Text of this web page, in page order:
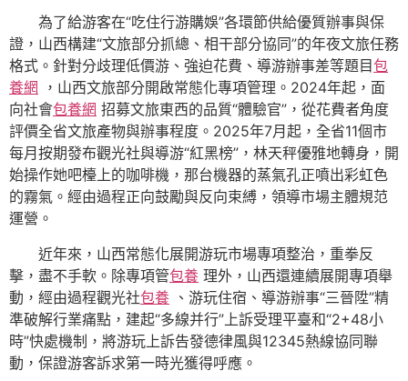
為了給游客在“吃住行游購娛”各環節供給優質辦事與保
證，山西構建“文旅部分抓總、相干部分協同”的年夜文旅任務
格式。針對分歧理低價游、強迫花費、導游辦事差等題目包
養網 ，山西文旅部分開啟常態化專項管理。2024年起，面
向社會包養網 招募文旅東西的品質“體驗官”，從花費者角度
評價全省文旅產物與辦事程度。2025年7月起，全省11個市
每月按期發布觀光社與導游“紅黑榜”，林天秤優雅地轉身，開
始操作她吧檯上的咖啡機，那台機器的蒸氣孔正噴出彩虹色
的霧氣。經由過程正向鼓勵與反向束縛，領導市場主體規范
運營。
近年來，山西常態化展開游玩市場專項整治，重拳反
擊，盡不手軟。除專項管包養 理外，山西還連續展開專項舉
動，經由過程觀光社包養 、游玩住宿、導游辦事“三晉陞”精
準破解行業痛點，建起“多線并行”上訴受理平臺和“2+48小
時”快處機制，將游玩上訴告發德律風與12345熱線協同聯
動，保證游客訴求第一時光獲得呼應。